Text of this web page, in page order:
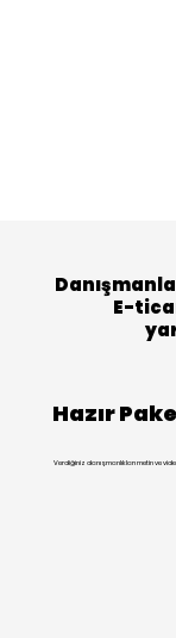
E-
Hazır
Verdiğiniz danışmanlıkları metin ve